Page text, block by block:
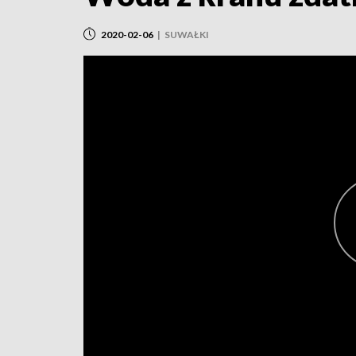
2020-02-06 | SUWAŁKI